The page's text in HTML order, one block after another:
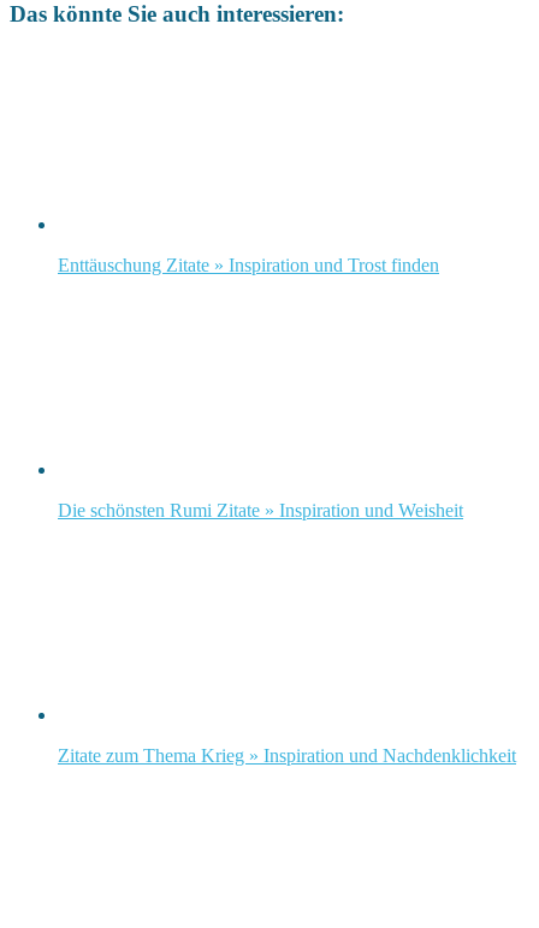
Das könnte Sie auch interessieren:
Enttäuschung Zitate » Inspiration und Trost finden
Die schönsten Rumi Zitate » Inspiration und Weisheit
Zitate zum Thema Krieg » Inspiration und Nachdenklichkeit